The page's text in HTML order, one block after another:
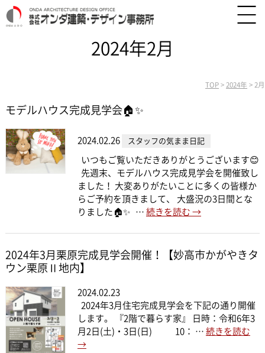
2024年2月
TOP > 2024年 > 2月
モデルハウス完成見学会🏠✨
2024.02.26 スタッフの気まま日記
いつもご覧いただきありがとうございます😊
先週末、モデルハウス完成見学会を開催致し
ました！ 大変ありがたいことに多くの皆様か
らご予約を頂きまして、 大盛況の3日間とな
りました🏠✨ … 続きを読む →
2024年3月栗原完成見学会開催！【妙高市かがやきタ
ウン栗原Ⅱ地内】
2024.02.23
2024年3月住宅完成見学会を下記の通り開催
します。 『2階で暮らす家』 日時：令和6年3
月2日(土)・3日(日) 10： … 続きを読む
→